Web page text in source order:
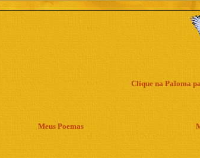
Clique na Paloma
Meus Poemas